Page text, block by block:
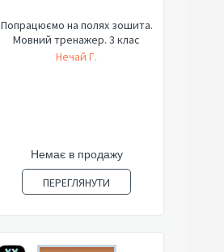
Попрацюємо на полях зошита.
Мовний тренажер. 3 клас
Нечай Г.
Немає в продажу
ПЕРЕГЛЯНУТИ